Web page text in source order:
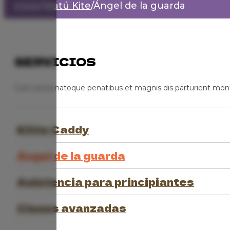
Watú Kite/Ángel de la guarda
SERVICIOS
Cum sociis natoque penatibus et magnis dis parturient
Kitte Caddy
Ángel de la guarda
Asistencia para principiantes
Clases avanzadas